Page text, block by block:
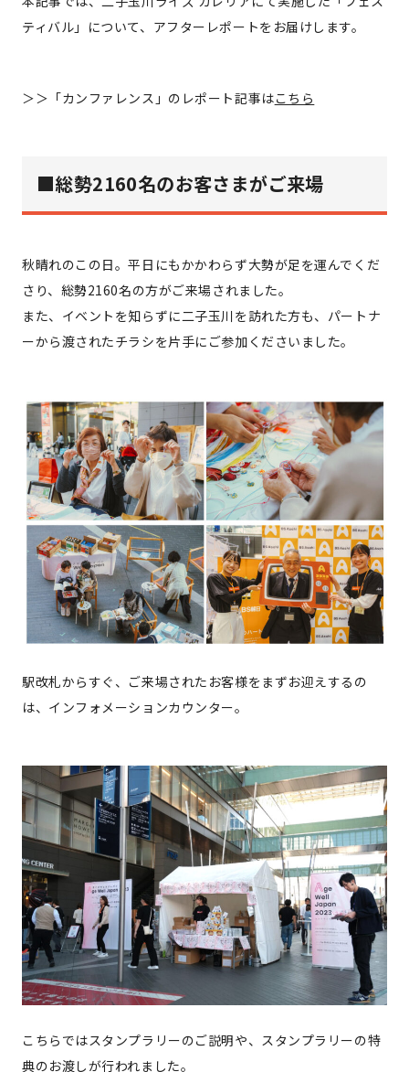
ティバル」について、アフターレポートをお届けします。
＞＞「カンファレンス」のレポート記事はこちら
■総勢2160名のお客さまがご来場
秋晴れのこの日。平日にもかかわらず大勢が足を運んでくだ
さり、総勢2160名の方がご来場されました。
また、イベントを知らずに二子玉川を訪れた方も、パートナ
ーから渡されたチラシを片手にご参加くださいました。
駅改札からすぐ、ご来場されたお客様をまずお迎えするの
は、インフォメーションカウンター。
こちらではスタンプラリーのご説明や、スタンプラリーの特
典のお渡しが行われました。